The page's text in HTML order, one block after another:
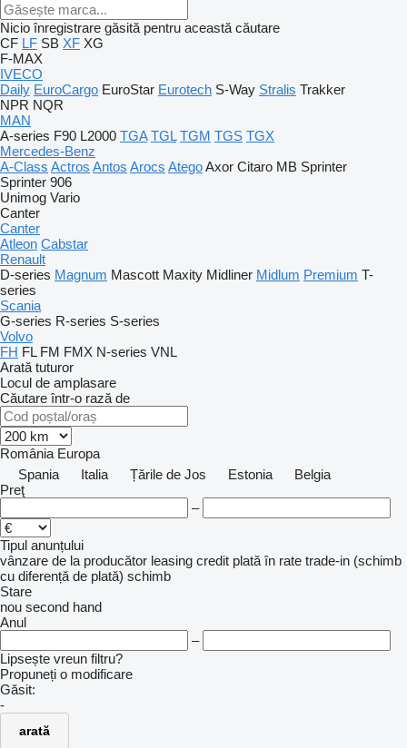
Nicio înregistrare găsită pentru această căutare
CF LF SB XF XG
F-MAX
IVECO
Daily EuroCargo EuroStar Eurotech S-Way Stralis Trakker
NPR NQR
MAN
A-series F90 L2000 TGA TGL TGM TGS TGX
Mercedes-Benz
A-Class Actros Antos Arocs AtegoAxor Citaro MB Sprinter
Sprinter 906
Unimog Vario
Canter
Canter
Atleon Cabstar
Renault
D-series Magnum Mascott Maxity Midliner Midlum Premium T-
series
Scania
G-series R-series S-series
Volvo
FH FL FM FMX N-series VNL
Arată tuturor
Locul de amplasare
Căutare într-o rază de
România Europa
Spania
Italia Țările de Jos Estonia
Belgia
Preţ
–
Tipul anunțului
vânzare de la producător leasing credit plată în rate trade-in (schimb
cu diferență de plată) schimb
Stare
nou second hand
Anul
–
Lipsește vreun filtru?
Propuneți o modificare
Găsit:
-
arată